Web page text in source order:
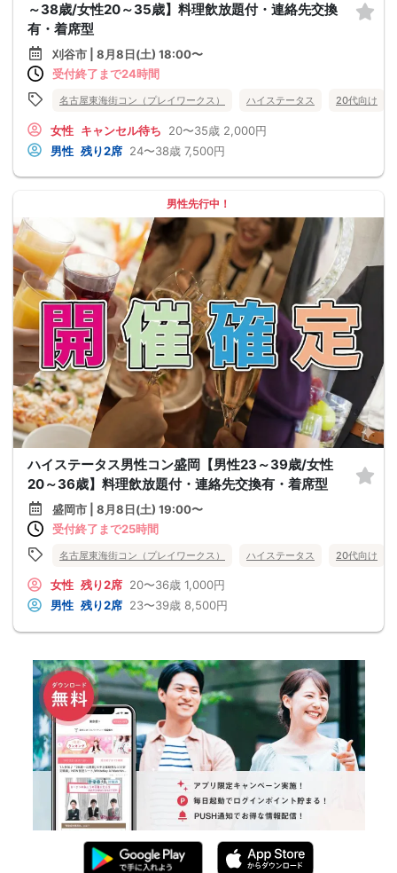
～38歳/女性20～35歳】料理飲放題付・連絡先交換
有・着席型
刈谷市 | 8月8日(土) 18:00〜
受付終了まで24時間
名古屋東海街コン（プレイワークス） ハイステータス 20代向け
女性 キャンセル待ち 20〜35歳 2,000円
男性 残り2席 24〜38歳 7,500円
男性先行中！
ハイステータス男性コン盛岡【男性23～39歳/女性
20～36歳】料理飲放題付・連絡先交換有・着席型
盛岡市 | 8月8日(土) 19:00〜
受付終了まで25時間
名古屋東海街コン（プレイワークス） ハイステータス 20代向け
女性 残り2席 20〜36歳 1,000円
男性 残り2席 23〜39歳 8,500円